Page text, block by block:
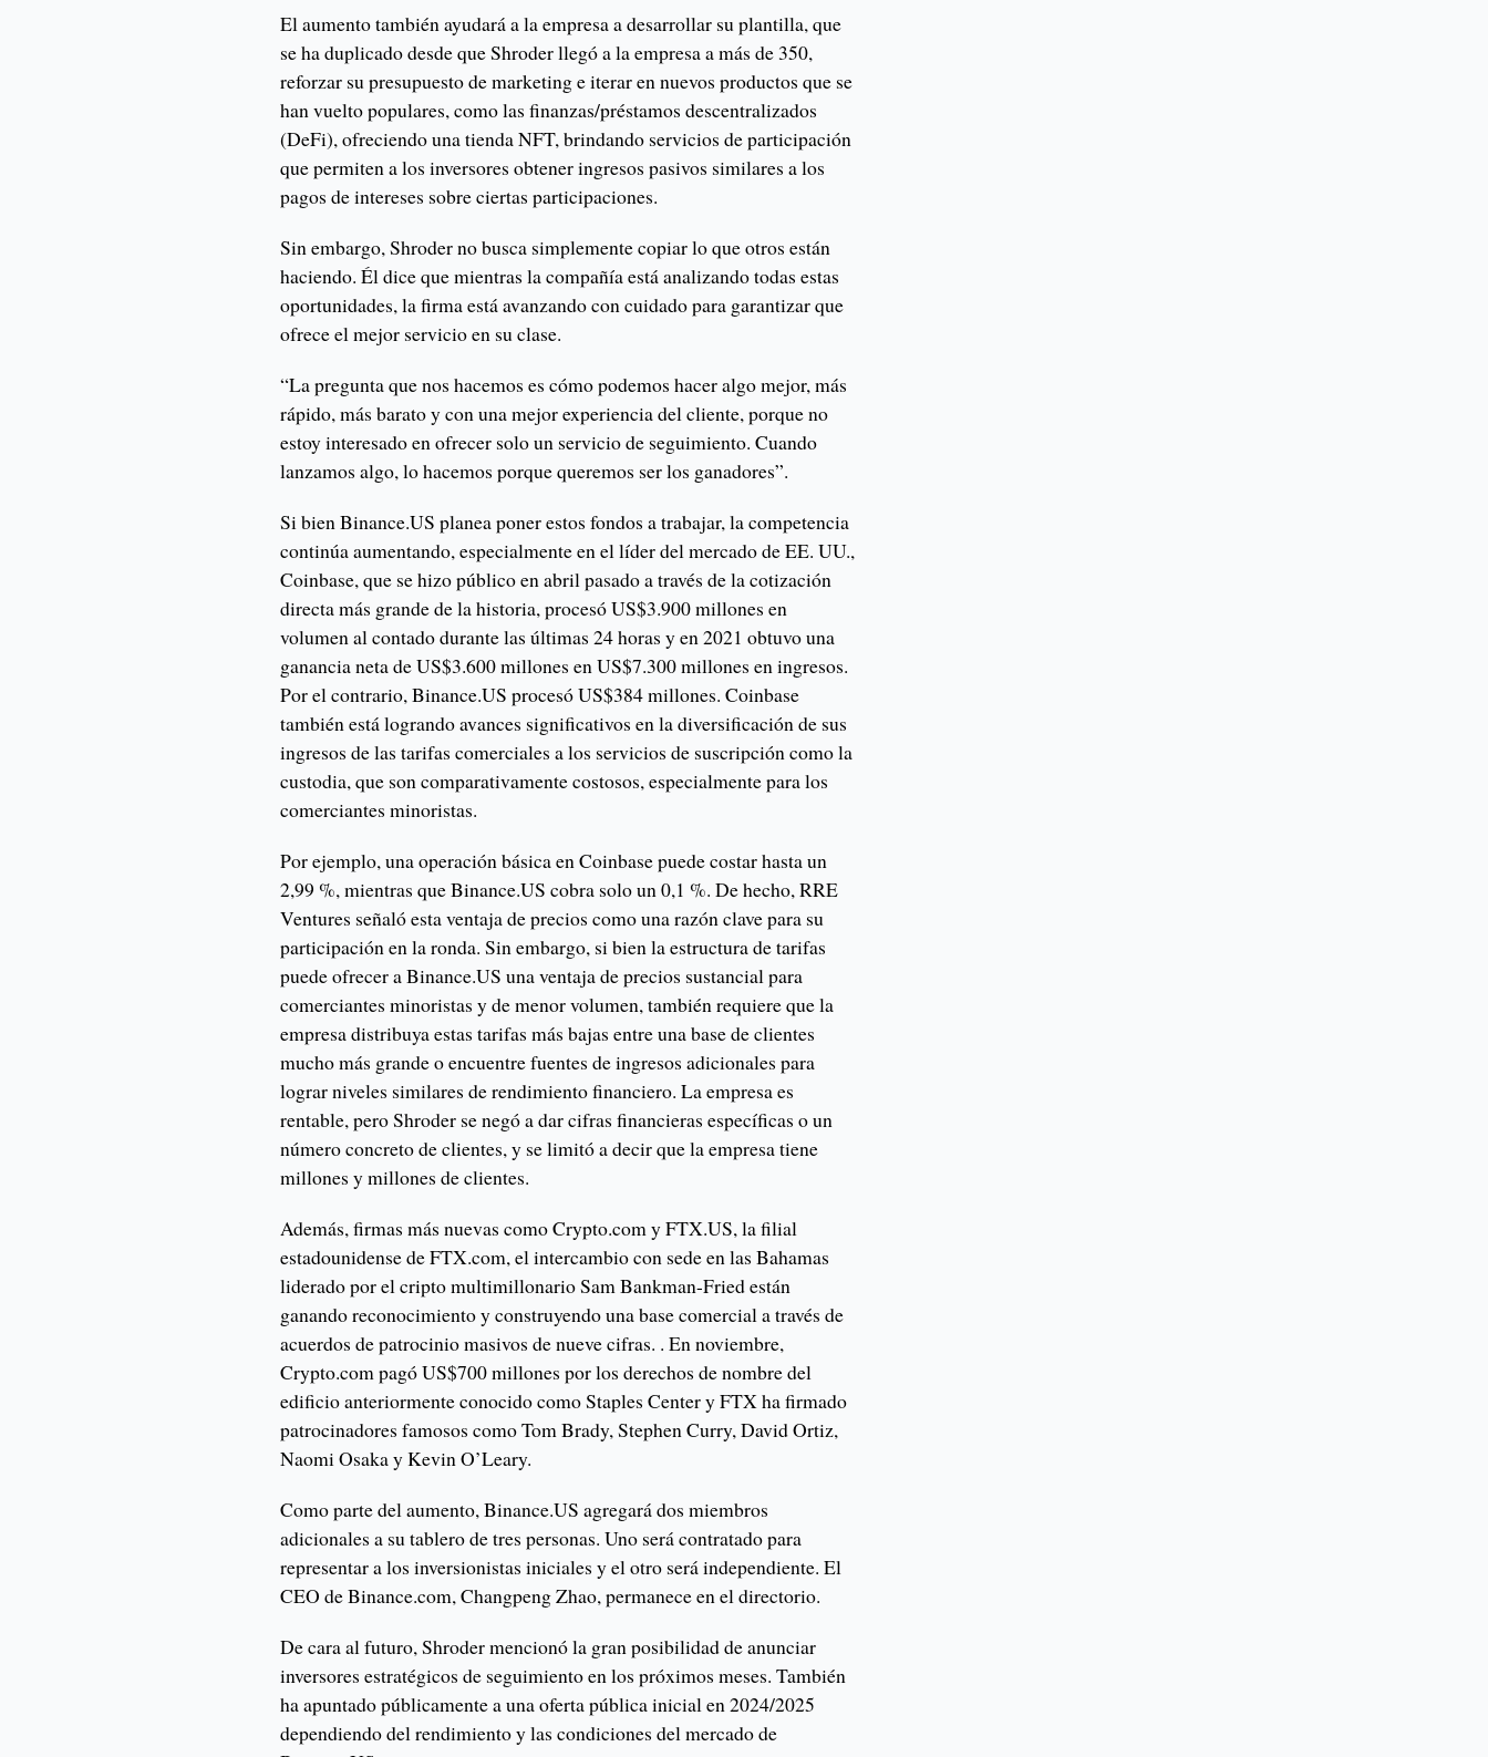
El aumento también ayudará a la empresa a desarrollar su plantilla, que
se ha duplicado desde que Shroder llegó a la empresa a más de 350,
reforzar su presupuesto de marketing e iterar en nuevos productos que se
han vuelto populares, como las finanzas/préstamos descentralizados
(DeFi), ofreciendo una tienda NFT, brindando servicios de participación
que permiten a los inversores obtener ingresos pasivos similares a los
pagos de intereses sobre ciertas participaciones.
Sin embargo, Shroder no busca simplemente copiar lo que otros están
haciendo. Él dice que mientras la compañía está analizando todas estas
oportunidades, la firma está avanzando con cuidado para garantizar que
ofrece el mejor servicio en su clase.
“La pregunta que nos hacemos es cómo podemos hacer algo mejor, más
rápido, más barato y con una mejor experiencia del cliente, porque no
estoy interesado en ofrecer solo un servicio de seguimiento. Cuando
lanzamos algo, lo hacemos porque queremos ser los ganadores”.
Si bien Binance.US planea poner estos fondos a trabajar, la competencia
continúa aumentando, especialmente en el líder del mercado de EE. UU.,
Coinbase, que se hizo público en abril pasado a través de la cotización
directa más grande de la historia, procesó US$3.900 millones en
volumen al contado durante las últimas 24 horas y en 2021 obtuvo una
ganancia neta de US$3.600 millones en US$7.300 millones en ingresos.
Por el contrario, Binance.US procesó US$384 millones. Coinbase
también está logrando avances significativos en la diversificación de sus
ingresos de las tarifas comerciales a los servicios de suscripción como la
custodia, que son comparativamente costosos, especialmente para los
comerciantes minoristas.
Por ejemplo, una operación básica en Coinbase puede costar hasta un
2,99 %, mientras que Binance.US cobra solo un 0,1 %. De hecho, RRE
Ventures señaló esta ventaja de precios como una razón clave para su
participación en la ronda. Sin embargo, si bien la estructura de tarifas
puede ofrecer a Binance.US una ventaja de precios sustancial para
comerciantes minoristas y de menor volumen, también requiere que la
empresa distribuya estas tarifas más bajas entre una base de clientes
mucho más grande o encuentre fuentes de ingresos adicionales para
lograr niveles similares de rendimiento financiero. La empresa es
rentable, pero Shroder se negó a dar cifras financieras específicas o un
número concreto de clientes, y se limitó a decir que la empresa tiene
millones y millones de clientes.
Además, firmas más nuevas como Crypto.com y FTX.US, la filial
estadounidense de FTX.com, el intercambio con sede en las Bahamas
liderado por el cripto multimillonario Sam Bankman-Fried están
ganando reconocimiento y construyendo una base comercial a través de
acuerdos de patrocinio masivos de nueve cifras. . En noviembre,
Crypto.com pagó US$700 millones por los derechos de nombre del
edificio anteriormente conocido como Staples Center y FTX ha firmado
patrocinadores famosos como Tom Brady, Stephen Curry, David Ortiz,
Naomi Osaka y Kevin O’Leary.
Como parte del aumento, Binance.US agregará dos miembros
adicionales a su tablero de tres personas. Uno será contratado para
representar a los inversionistas iniciales y el otro será independiente. El
CEO de Binance.com, Changpeng Zhao, permanece en el directorio.
De cara al futuro, Shroder mencionó la gran posibilidad de anunciar
inversores estratégicos de seguimiento en los próximos meses. También
ha apuntado públicamente a una oferta pública inicial en 2024/2025
dependiendo del rendimiento y las condiciones del mercado de